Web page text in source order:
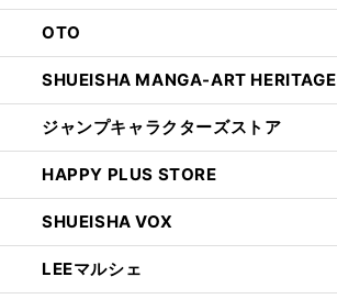
OTO
SHUEISHA MANGA-ART HERITAGE
ジャンプキャラクターズストア
HAPPY PLUS STORE
SHUEISHA VOX
LEEマルシェ